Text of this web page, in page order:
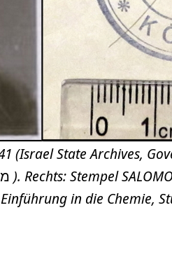
(Israel State Archives,
in die Chemie,